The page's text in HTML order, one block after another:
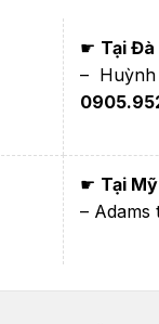
☛ Tại Đà
– Huỳnh
☛ Tại Mỹ
– Adams